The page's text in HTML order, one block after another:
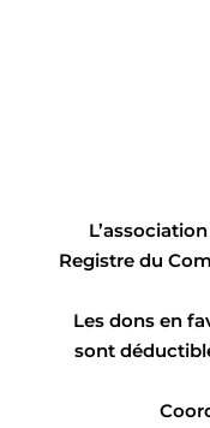
Registre du
Les dons en
sont